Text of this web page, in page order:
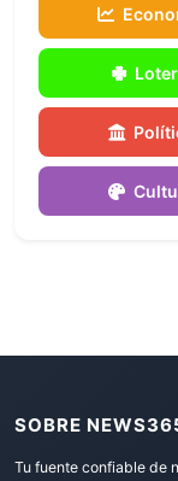
SOBRE
Tu fuente confiable de